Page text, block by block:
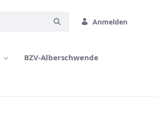
Anmelden
BZV-Alberschwende